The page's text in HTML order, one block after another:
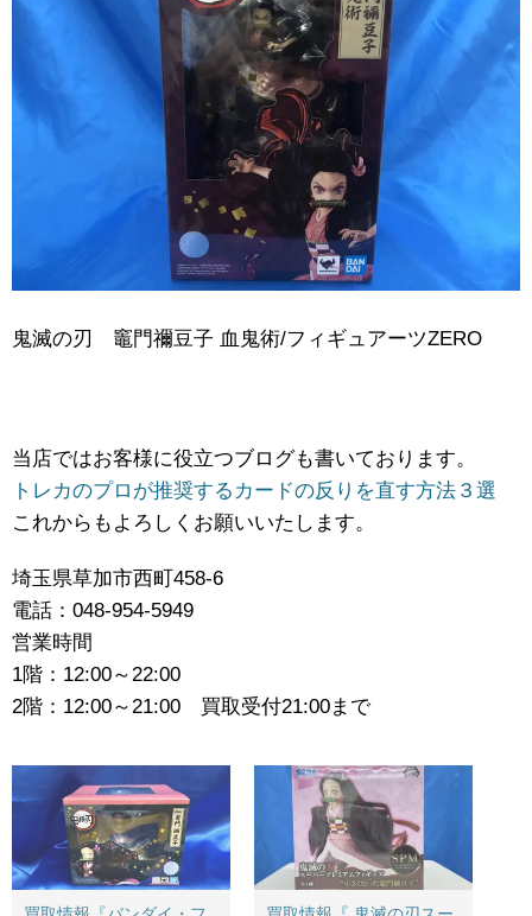
鬼滅の刃 竈門禰豆子 ​血鬼術/フィギュアーツZERO
当店ではお客様に役立つブログも書いております。
トレカのプロが推奨するカードの反りを直す方法３選
これからもよろしくお願いいたします。
埼玉県草加市西町458-6
電話：048-954-5949
営業時間
1階：12:00～22:00
2階：12:00～21:00 買取受付21:00まで